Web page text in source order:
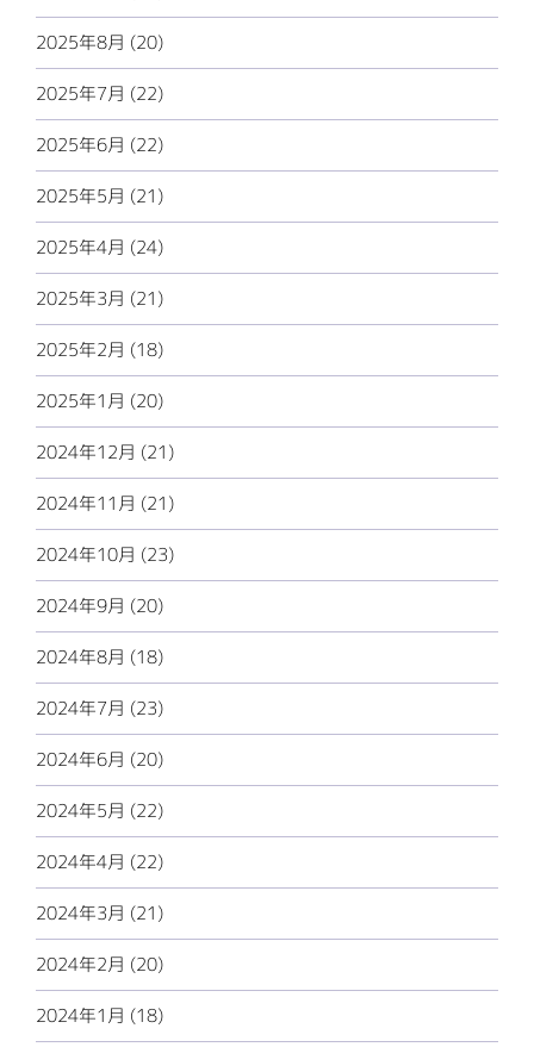
2025年8月 (20)
2025年7月 (22)
2025年6月 (22)
2025年5月 (21)
2025年4月 (24)
2025年3月 (21)
2025年2月 (18)
2025年1月 (20)
2024年12月 (21)
2024年11月 (21)
2024年10月 (23)
2024年9月 (20)
2024年8月 (18)
2024年7月 (23)
2024年6月 (20)
2024年5月 (22)
2024年4月 (22)
2024年3月 (21)
2024年2月 (20)
2024年1月 (18)